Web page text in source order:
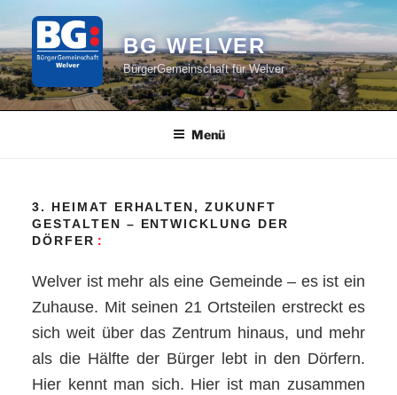
springen
BG WELVER
BürgerGemeinschaft für Welver
Menü
3. HEIMAT ERHALTEN, ZUKUNFT
GESTALTEN – ENTWICKLUNG DER
DÖRFER
Welver ist mehr als eine Gemeinde – es ist ein
Zuhause. Mit seinen 21 Ortsteilen erstreckt es
sich weit über das Zentrum hinaus, und mehr
als die Hälfte der Bürger lebt in den Dörfern.
Hier kennt man sich. Hier ist man zusammen